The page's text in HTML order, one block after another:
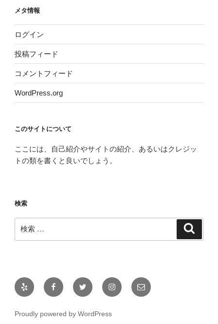
メタ情報
ログイン
投稿フィード
コメントフィード
WordPress.org
このサイトについて
ここには、自己紹介やサイトの紹介、あるいはクレジッ
トの類を書くと良いでしょう。
検索
索:
Yelp FacebookTwitter Instagramメ
ー
Proudly powered by WordPress